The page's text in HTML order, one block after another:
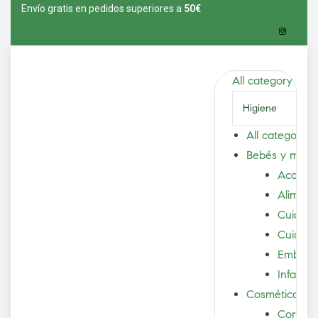
Envío gratis en pedidos superiores a 50€
All category
All category
Bebés y
Infantil
Cosmética